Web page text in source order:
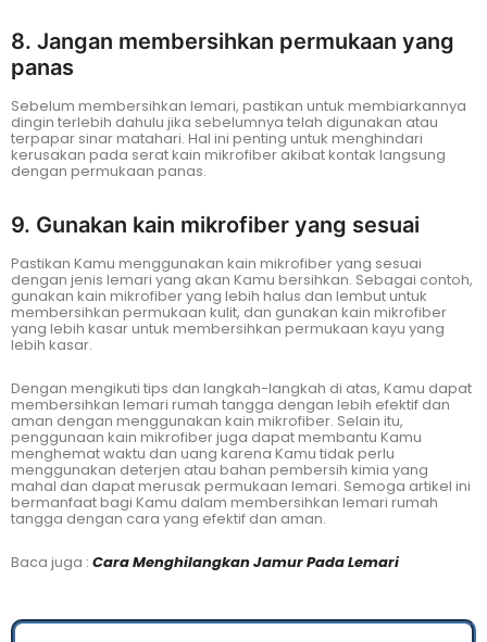
8. Jangan membersihkan permukaan yang
panas
Sebelum membersihkan lemari, pastikan untuk membiarkannya
dingin terlebih dahulu jika sebelumnya telah digunakan atau
terpapar sinar matahari. Hal ini penting untuk menghindari
kerusakan pada serat kain mikrofiber akibat kontak langsung
dengan permukaan panas.
9. Gunakan kain mikrofiber yang sesuai
Pastikan Kamu menggunakan kain mikrofiber yang sesuai
dengan jenis lemari yang akan Kamu bersihkan. Sebagai contoh,
gunakan kain mikrofiber yang lebih halus dan lembut untuk
membersihkan permukaan kulit, dan gunakan kain mikrofiber
yang lebih kasar untuk membersihkan permukaan kayu yang
lebih kasar.
Dengan mengikuti tips dan langkah-langkah di atas, Kamu dapat
membersihkan lemari rumah tangga dengan lebih efektif dan
aman dengan menggunakan kain mikrofiber. Selain itu,
penggunaan kain mikrofiber juga dapat membantu Kamu
menghemat waktu dan uang karena Kamu tidak perlu
menggunakan deterjen atau bahan pembersih kimia yang
mahal dan dapat merusak permukaan lemari. Semoga artikel ini
bermanfaat bagi Kamu dalam membersihkan lemari rumah
tangga dengan cara yang efektif dan aman.
Baca juga : Cara Menghilangkan Jamur Pada Lemari